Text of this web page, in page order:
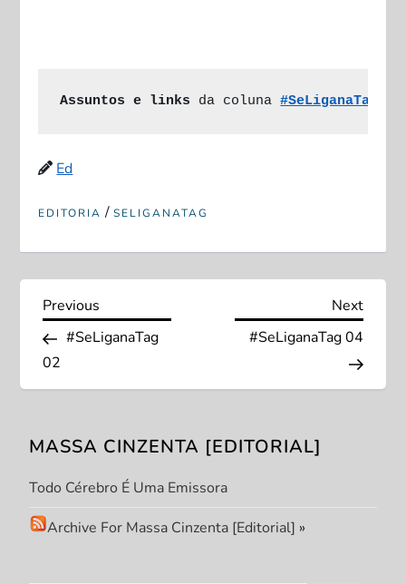
Assuntos e links da coluna #SeLiganaTag
Ed
EDITORIA /SELIGANATAG
N
a
v
e
g
a
Previous
Post
Previous
#SeLiganaTag
02
Next
Next
#SeLiganaTag 04
MASSA CINZENTA [EDITORIAL]
Todo Cérebro É Uma Emissora
Archive For Massa Cinzenta [Editorial] »